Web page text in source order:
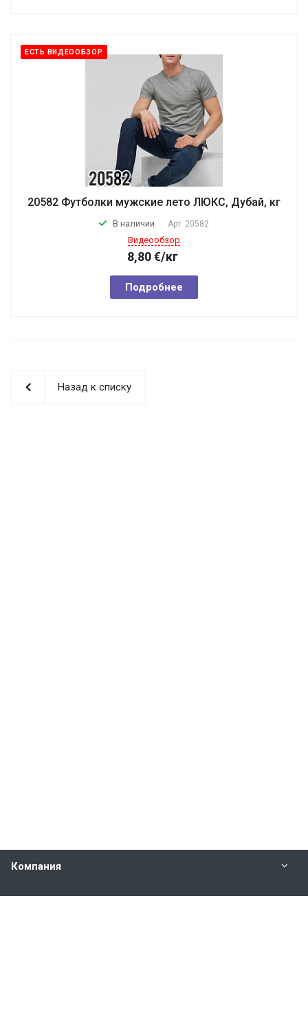
ЕСТЬ ВИДЕООБЗОР
20582 Футболки мужские лето ЛЮКС, Дубай, кг
В наличии Арт. 20582
Видеообзор
8,80€/кг
Подробнее
Назад к списку
Компания